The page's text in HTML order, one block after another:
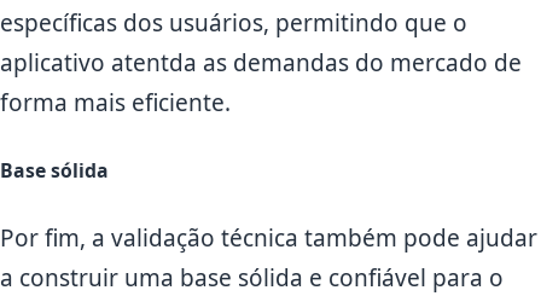
específicas dos usuários, permitindo que o
aplicativo atentda as demandas do mercado de
forma mais eficiente.
Base sólida
Por fim, a validação técnica também pode ajudar
a construir uma base sólida e confiável para o